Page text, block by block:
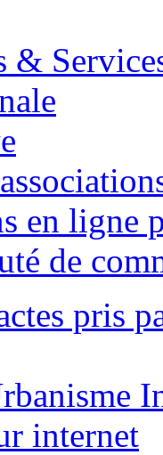
&
en ligne
de
pris
internet